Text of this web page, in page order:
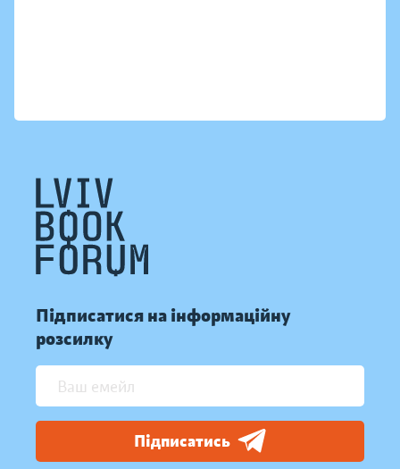
Підписатися на інформаційну
розсилку
Підписатись